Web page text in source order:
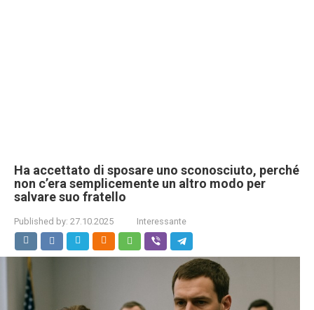
Ha accettato di sposare uno sconosciuto, perché
non c’era semplicemente un altro modo per
salvare suo fratello
Published by: 27.10.2025 Interessante